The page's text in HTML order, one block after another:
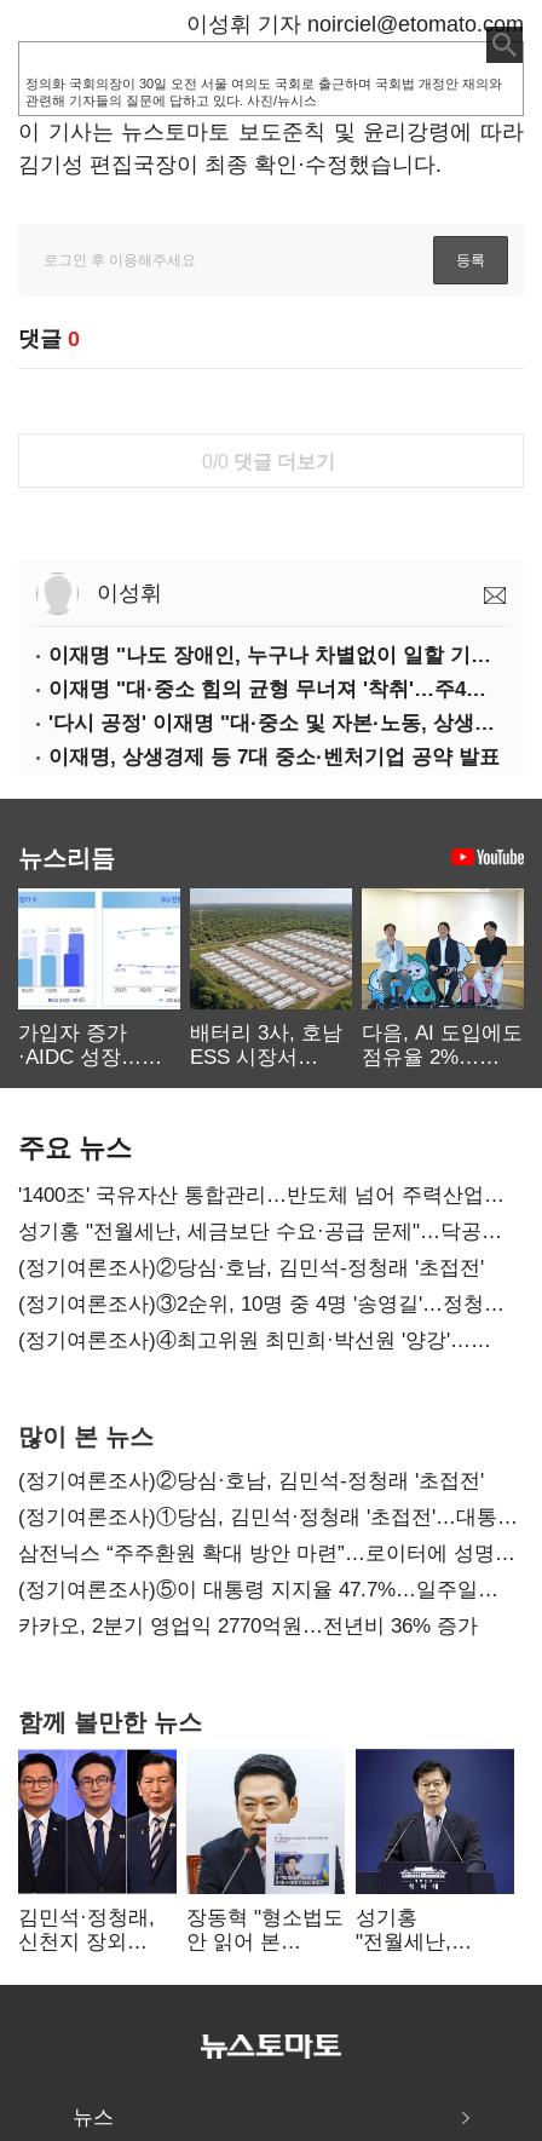
이성휘 기자 noirciel@etomato.com
정의화 국회의장이 30일 오전 서울 여의도 국회로 출근하며 국회법 개정안 재의와
관련해 기자들의 질문에 답하고 있다. 사진/뉴시스
이 기사는 뉴스토마토 보도준칙 및 윤리강령에 따라
김기성 편집국장이 최종 확인·수정했습니다.
댓글 0
0/0 댓글 더보기
이성휘
이재명 "나도 장애인, 누구나 차별없이 일할 기회 중요"
이재명 "대·중소 힘의 균형 무너져 '착취'…주4일제, 가야할 길"
'다시 공정' 이재명 "대·중소 및 자본·노동, 상생하는 공정한 성장"
이재명, 상생경제 등 7대 중소·벤처기업 공약 발표
뉴스리듬
가입자 증가
·AIDC 성장…
배터리 3사, 호남
ESS 시장서
다음, AI 도입에도
점유율 2%…
주요 뉴스
'1400조' 국유자산 통합관리…반도체 넘어 주력산업
구조혁신
성기홍 "전월세난, 세금보단 수요·공급 문제"…닥공
시사
(정기여론조사)②당심·호남, 김민석-정청래 '초접전'
(정기여론조사)③2순위, 10명 중 4명 '송영길'…정청래
'한 자릿수'
(정기여론조사)④최고위원 최민희·박선원 '양강'…
많이 본 뉴스
(정기여론조사)②당심·호남, 김민석-정청래 '초접전'
(정기여론조사)①당심, 김민석·정청래 '초접전'…대통령
지지도 '50% 아래로'(종합)
삼전닉스 “주주환원 확대 방안 마련”…로이터에 성명
보내
(정기여론조사)⑤이 대통령 지지율 47.7%…일주일
만에 다시 40%대
카카오, 2분기 영업익 2770억원…전년비 36% 증가
함께 볼만한 뉴스
김민석·정청래,
신천지 장외
"호남 계몽 규탄"
장동혁 "형소법도
안 읽어 본
속도로 무너질
성기홍
"전월세난,
공급 문제"…닥공
뉴스